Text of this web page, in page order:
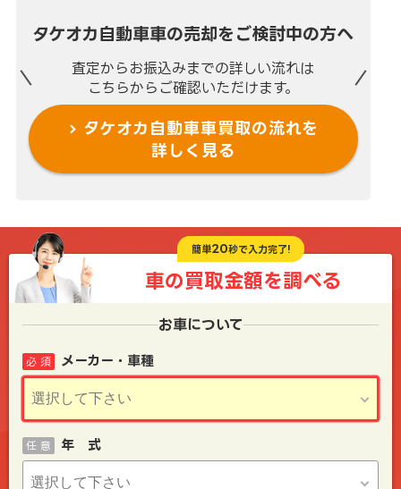
タケオカ自動車車の売却を ご検討中の方へ
査定からお振込みまでの詳しい流れは
こちらからご確認いただけます。
タケオカ自動車車買取の流れを
詳しく見る
簡単20秒で入力完了!
車の買取金額を調べる
お車について
メーカー・車種
必 須
年 式
任 意